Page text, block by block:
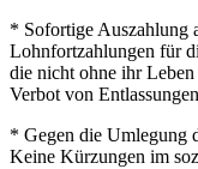
* Sofortige Auszahlung
Lohnfortzahlungen für
die nicht ohne ihr
Verbot von
* Gegen die Umlegung
Keine Kürzungen im